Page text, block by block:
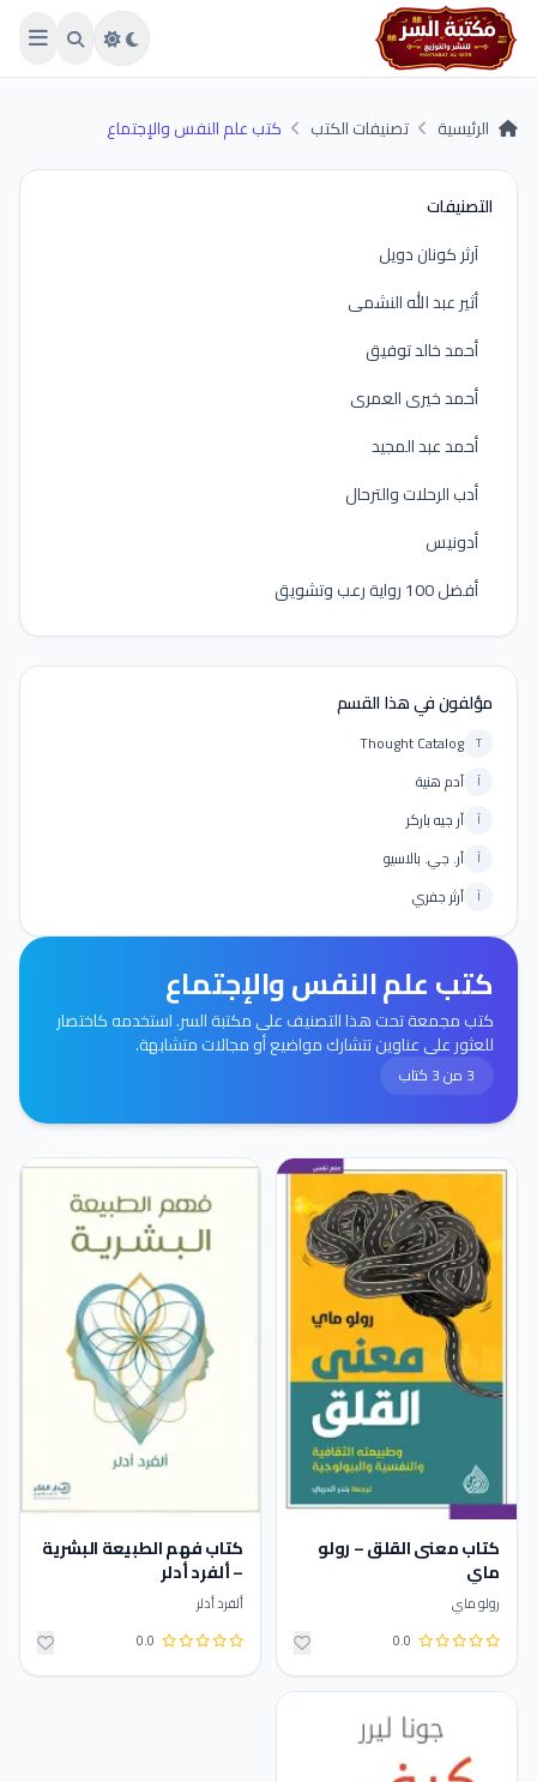
Skip to main content
الرئيسية تصنيفات الكتب كتب علم النفس والإجتماع
التصنيفات
آرثر كونان دويل
أثير عبد الله النشمى
أحمد خالد توفيق
أحمد خيرى العمرى
أحمد عبد المجيد
أدب الرحلات والترحال
أدونيس
أفضل 100 رواية رعب وتشويق
مؤلفون في هذا القسم
T
Thought Catalog
آ آدم هنية
آ آر جيه باركر
آ آر. جي. بالاسيو
آ آرثر جفري
كتب علم النفس والإجتماع
كتب مجمعة تحت هذا التصنيف على مكتبة السر. استخدمه كاختصار
للعثور على عناوين تتشارك مواضيع أو مجالات متشابهة.
3 من 3 كتاب
كتاب معنى القلق – رولو
ماي
رولو ماي
0.0
كتاب فهم الطبيعة البشرية
– ألفرد أدلر
ألفرد أدلر
0.0